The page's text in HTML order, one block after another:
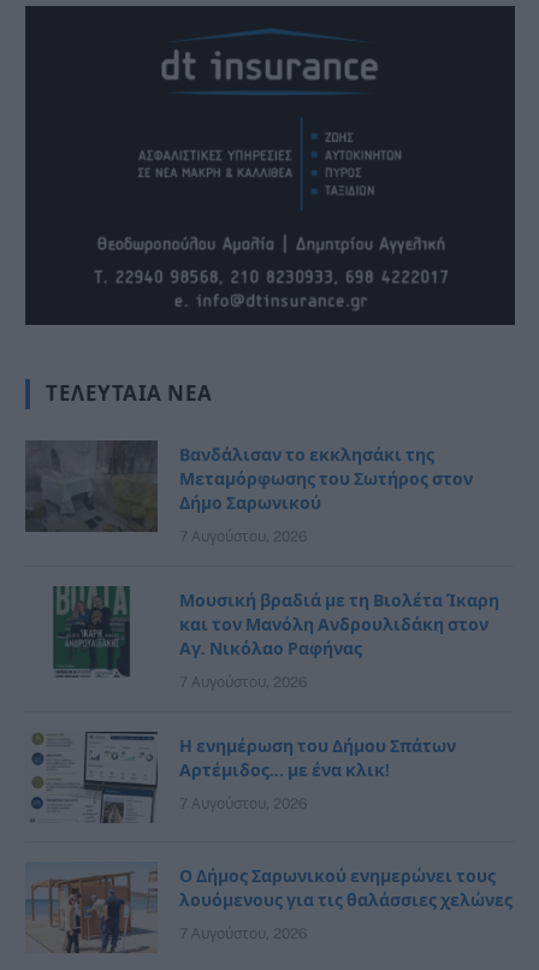
ΤΕΛΕΥΤΑΊΑ ΝΈΑ
Βανδάλισαν το εκκλησάκι της
Μεταμόρφωσης του Σωτήρος στον
Δήμο Σαρωνικού
7 Αυγούστου, 2026
Μουσική βραδιά με τη Βιολέτα Ίκαρη
και τον Μανόλη Ανδρουλιδάκη στον
Αγ. Νικόλαο Ραφήνας
7 Αυγούστου, 2026
Η ενημέρωση του Δήμου Σπάτων
Αρτέμιδος… με ένα κλικ!
7 Αυγούστου, 2026
Ο Δήμος Σαρωνικού ενημερώνει τους
λουόμενους για τις θαλάσσιες χελώνες
7 Αυγούστου, 2026